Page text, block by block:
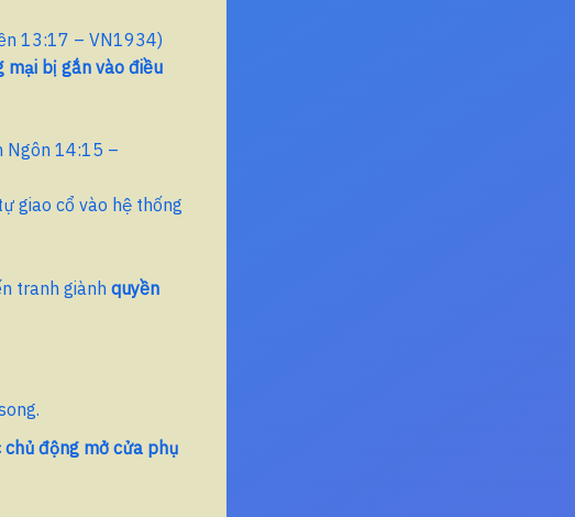
13:17 – VN1934)
mại bị gắn vào điều
Ngôn 14:15 –
giao cổ vào hệ thống
tranh giành quyền
chủ động mở cửa phụ